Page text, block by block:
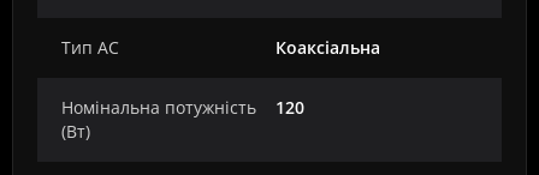
Тип АС Коаксіальна
Номінальна потужність
(Вт)
120